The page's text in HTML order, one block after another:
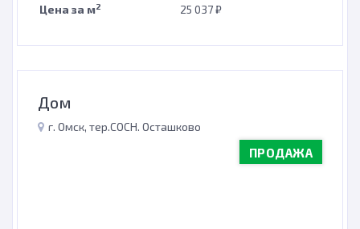
Цена за м2 25 037 ₽
Дом
г. Омск, тер.СОСН. Осташково
ПРОДАЖА